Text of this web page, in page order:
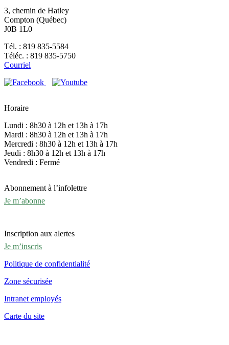
3, chemin de Hatley
Compton (Québec)
J0B 1L0
Tél. : 819 835-5584
Téléc. : 819 835-5750
Courriel
Horaire
Lundi : 8h30 à 12h et 13h à 17h
Mardi : 8h30 à 12h et 13h à 17h
Mercredi : 8h30 à 12h et 13h à 17h
Jeudi : 8h30 à 12h et 13h à 17h
Vendredi : Fermé
Abonnement à l’infolettre
Je m’abonne
Inscription aux alertes
Je m’inscris
Politique de confidentialité
Zone sécurisée
Intranet employés
Carte du site